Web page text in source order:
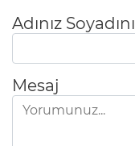
Adınız
Mesaj